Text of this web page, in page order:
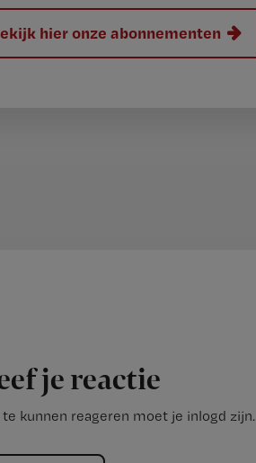
hier onze abonnementen
je reactie
te kunnen reageren moet je inlogd zijn.